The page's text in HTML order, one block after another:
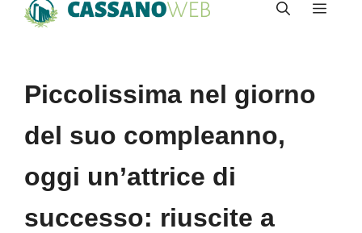
Menu
Piccolissima nel giorno
del suo compleanno,
oggi un’attrice di
successo: riuscite a